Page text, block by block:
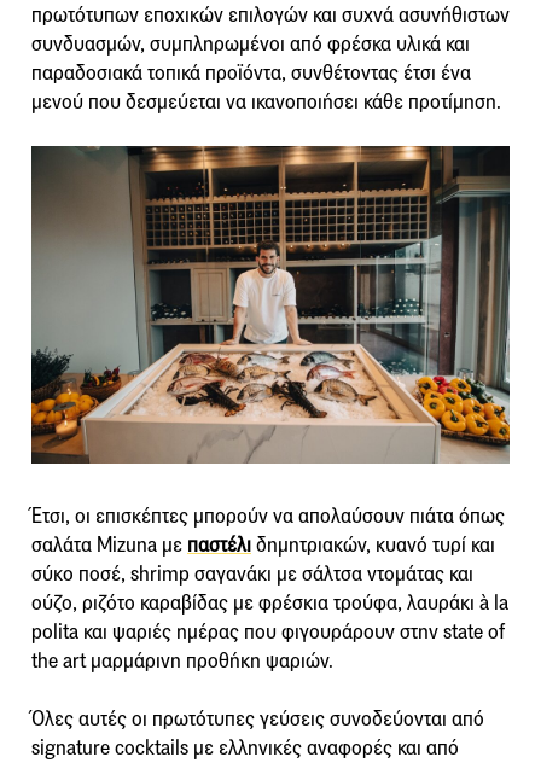
πρωτότυπων εποχικών επιλογών και συχνά ασυνήθιστων
συνδυασμών, συμπληρωμένοι από φρέσκα υλικά και
παραδοσιακά τοπικά προϊόντα, συνθέτοντας έτσι ένα
μενού που δεσμεύεται να ικανοποιήσει κάθε προτίμηση.
Έτσι, οι επισκέπτες μπορούν να απολαύσουν πιάτα όπως
σαλάτα Mizuna με παστέλιδημητριακών, κυανό τυρί και
σύκο ποσέ, shrimp σαγανάκι με σάλτσα ντομάτας και
ούζο, ριζότο καραβίδας με φρέσκια τρούφα, λαυράκι à la
polita και ψαριές ημέρας που φιγουράρουν στην state of
the art μαρμάρινη προθήκη ψαριών.
Όλες αυτές οι πρωτότυπες γεύσεις συνοδεύονται από
signature cocktails με ελληνικές αναφορές και από